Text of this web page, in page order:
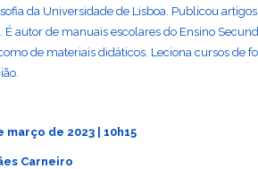
da Universidade de Lisboa. Publicou
É autor de manuais escolares do Ensino
de materiais didáticos. Leciona cursos de
março de 2023 | 10h15
Carneiro